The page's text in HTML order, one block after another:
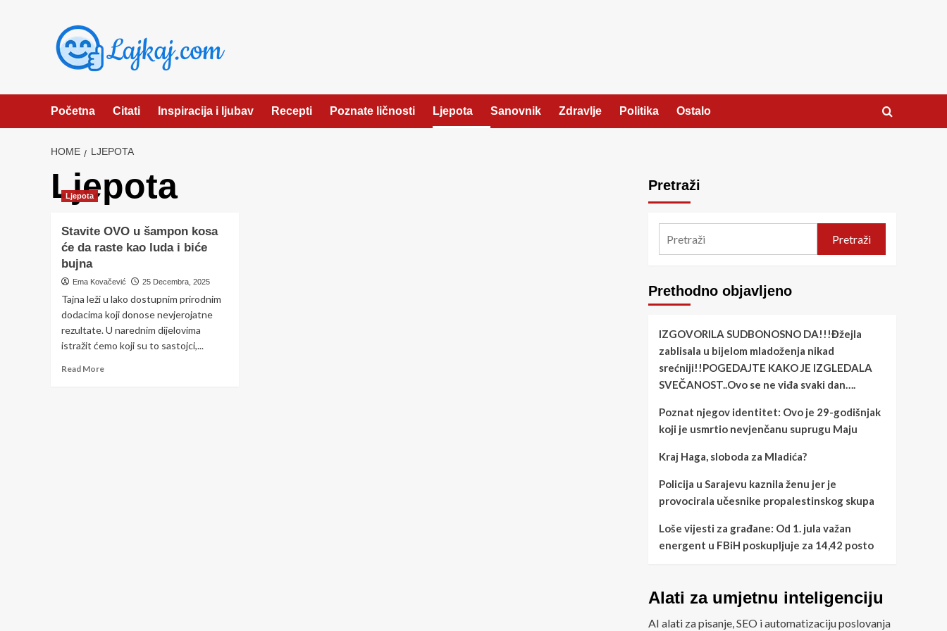
Početna Citati Inspiracija i ljubav Recepti Poznate ličnosti Ljepota Sanovnik Zdravlje Politika Ostalo
HOME LJEPOTA
Ljepota
Ljepota
Stavite OVO u šampon kosa
će da raste kao luda i biće
bujna
Ema Kovačević 25 Decembra, 2025
Tajna leži u lako dostupnim prirodnim
dodacima koji donose nevjerojatne
rezultate. U narednim dijelovima
istražit ćemo koji su to sastojci,...
Read MoreRead
Pretraži
Pretraži
Prethodno objavljeno
IZGOVORILA SUDBONOSNO DA!!!Đžejla
zablisala u bijelom mladoženja nikad
srećniji!!POGEDAJTE KAKO JE IZGLEDALA
SVEČANOST..Ovo se ne viđa svaki dan….
Poznat njegov identitet: Ovo je 29-godišnjak
koji je usmrtio nevjenčanu suprugu Maju
Kraj Haga, sloboda za Mladića?
Policija u Sarajevu kaznila ženu jer je
provocirala učesnike propalestinskog skupa
Loše vijesti za građane: Od 1. jula važan
energent u FBiH poskupljuje za 14,42 posto
Alati za umjetnu inteligenciju
AI alati za pisanje, SEO i automatizaciju poslovanja